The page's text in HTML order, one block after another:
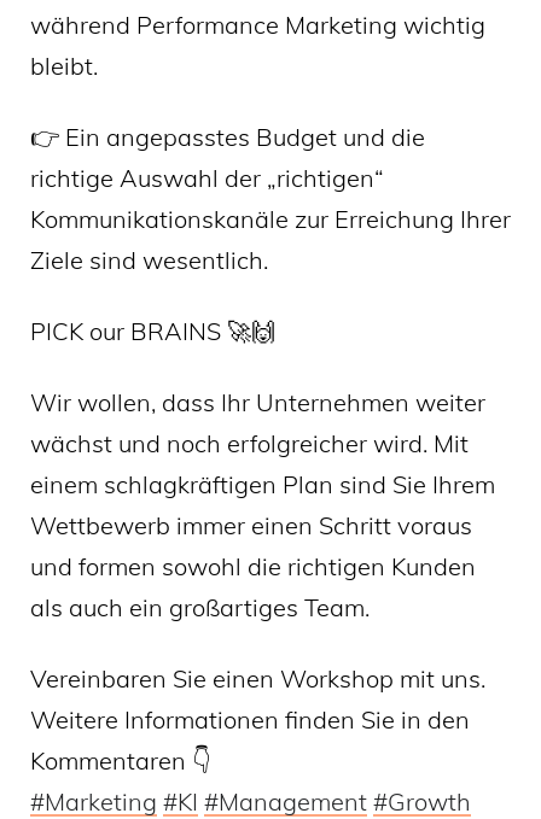
während Performance Marketing wichtig
bleibt.
👉 Ein angepasstes Budget und die
richtige Auswahl der „richtigen“
Kommunikationskanäle zur Erreichung Ihrer
Ziele sind wesentlich.
PICK our BRAINS 🚀🙌
Wir wollen, dass Ihr Unternehmen weiter
wächst und noch erfolgreicher wird. Mit
einem schlagkräftigen Plan sind Sie Ihrem
Wettbewerb immer einen Schritt voraus
und formen sowohl die richtigen Kunden
als auch ein großartiges Team.
Vereinbaren Sie einen Workshop mit uns.
Weitere Informationen finden Sie in den
Kommentaren 👇
#Marketing #KI #Management #Growth